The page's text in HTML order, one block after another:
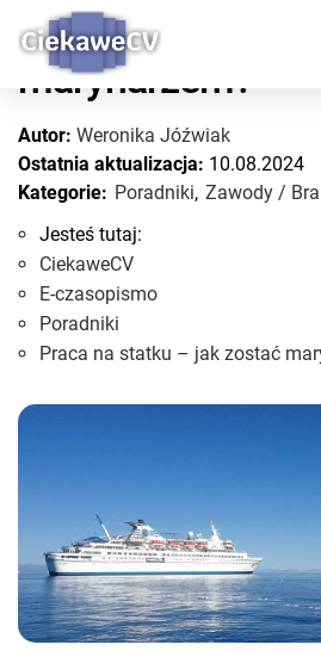
Praca na statku
marynarzem?
Autor: Weronika Jóźwiak
Ostatnia aktualizacja: 10.08.2024
Kategorie: Poradniki, Zawody /
Jesteś tutaj:
CiekaweCV
E-czasopismo
Poradniki
Praca na statku – jak zostać